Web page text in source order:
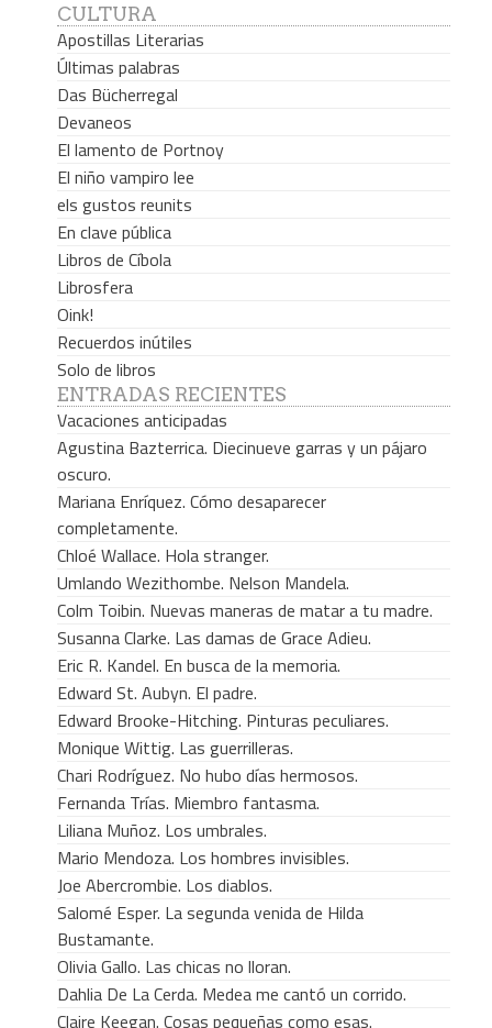
CULTURA
Apostillas Literarias
Últimas palabras
Das Bücherregal
Devaneos
El lamento de Portnoy
El niño vampiro lee
els gustos reunits
En clave pública
Libros de Cíbola
Librosfera
Oink!
Recuerdos inútiles
Solo de libros
ENTRADAS RECIENTES
Vacaciones anticipadas
Agustina Bazterrica. Diecinueve garras y un pájaro
oscuro.
Mariana Enríquez. Cómo desaparecer
completamente.
Chloé Wallace. Hola stranger.
Umlando Wezithombe. Nelson Mandela.
Colm Toibin. Nuevas maneras de matar a tu madre.
Susanna Clarke. Las damas de Grace Adieu.
Eric R. Kandel. En busca de la memoria.
Edward St. Aubyn. El padre.
Edward Brooke-Hitching. Pinturas peculiares.
Monique Wittig. Las guerrilleras.
Chari Rodríguez. No hubo días hermosos.
Fernanda Trías. Miembro fantasma.
Liliana Muñoz. Los umbrales.
Mario Mendoza. Los hombres invisibles.
Joe Abercrombie. Los diablos.
Salomé Esper. La segunda venida de Hilda
Bustamante.
Olivia Gallo. Las chicas no lloran.
Dahlia De La Cerda. Medea me cantó un corrido.
Claire Keegan. Cosas pequeñas como esas.